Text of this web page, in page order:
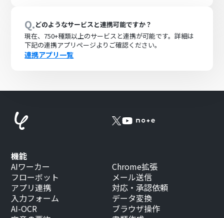
Q.どのようなサービスと連携可能ですか？
現在、750+種類以上のサービスと連携が可能です。詳細は
下記の連携アプリページよりご確認ください。
連携アプリ一覧
機能
AIワーカー
フローボット
アプリ連携
入力フォーム
AI-OCR
Chrome拡張
メール送信
対応・承認依頼
データ変換
ブラウザ操作